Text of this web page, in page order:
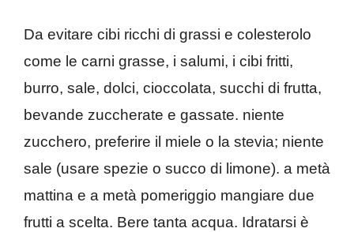
Da evitare cibi ricchi di grassi e colesterolo
come le carni grasse, i salumi, i cibi fritti,
burro, sale, dolci, cioccolata, succhi di frutta,
bevande zuccherate e gassate. niente
zucchero, preferire il miele o la stevia; niente
sale (usare spezie o succo di limone). a metà
mattina e a metà pomeriggio mangiare due
frutti a scelta. Bere tanta acqua. Idratarsi è